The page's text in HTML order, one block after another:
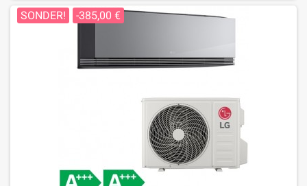
SONDER! -385,00 €